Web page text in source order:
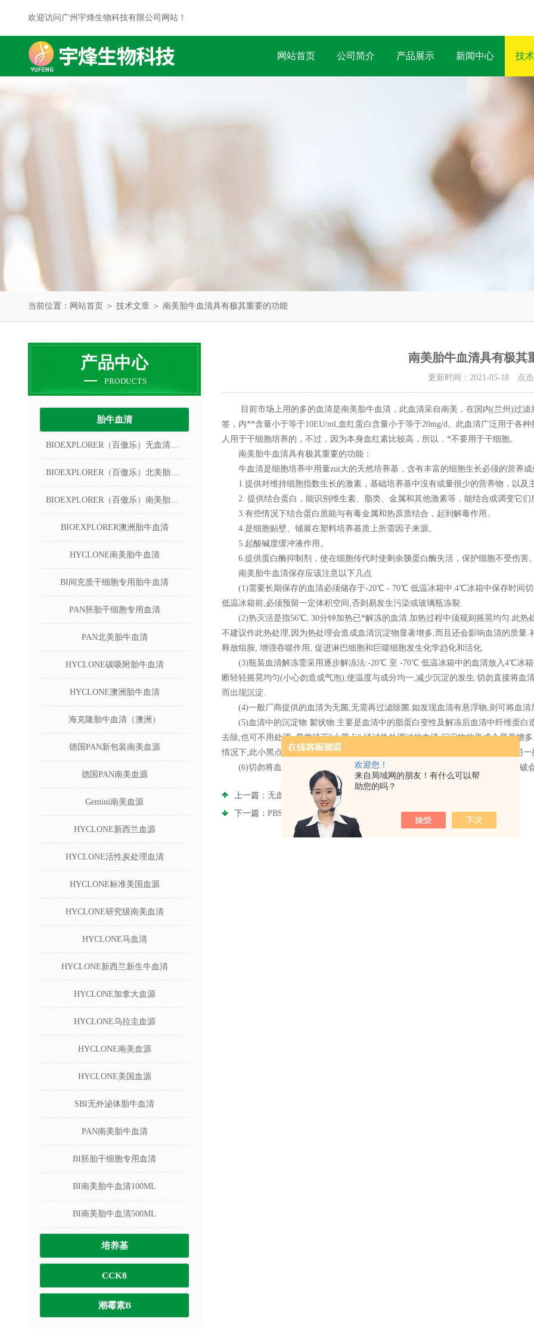
欢迎您！
来自局域网的朋友！有什么可以帮
助您的吗？
欢迎访问广州宇烽生物科技有限公司网站！
网站首页 公司简介 产品展示 新闻中心 技
当前位置： 网站首页 ＞ 技术文章 ＞ 南美胎牛血清具有极其重要的功能
产品中心
PRODUCTS
胎牛血清
BIOEXPLORER（百傲乐）无血清冻存液
BIOEXPLORER（百傲乐）北美胎牛血清
BIOEXPLORER（百傲乐）南美胎牛血清
BIOEXPLORER澳洲胎牛血清
HYCLONE南美胎牛血清
BI间充质干细胞专用胎牛血清
PAN胚胎干细胞专用血清
PAN北美胎牛血清
HYCLONE碳吸附胎牛血清
HYCLONE澳洲胎牛血清
海克隆胎牛血清（澳洲）
德国PAN新包装南美血源
德国PAN南美血源
Gemini南美血源
HYCLONE新西兰血源
HYCLONE活性炭处理血清
HYCLONE标准美国血源
HYCLONE研究级南美血清
HYCLONE马血清
HYCLONE新西兰新生牛血清
HYCLONE加拿大血源
HYCLONE乌拉圭血源
HYCLONE南美血源
HYCLONE美国血源
SBI无外泌体胎牛血清
PAN南美胎牛血清
BI胚胎干细胞专用血清
BI南美胎牛血清100ML
BI南美胎牛血清500ML
培养基
CCK8
潮霉素B
南美胎牛血清具有极其
更新时间：2021-05-18 点击
目前市场上用的多的血清是南美胎牛血清，此血清采自南美，在国内(兰州)过滤
签，内**含量小于等于10EU/ml,血红蛋白含量小于等于20mg/d。此血清广泛用于各
人用于干细胞培养的，不过，因为本身血红素比较高，所以，*不要用于干细胞。
南美胎牛血清具有极其重要的功能：
牛血清是细胞培养中用量zui大的天然培养基，含有丰富的细胞生长必须的营养成
1.提供对维持细胞指数生长的激素，基础培养基中没有或量很少的营养物，以及
2. 提供结合蛋白，能识别维生素、脂类、金属和其他激素等，能结合或调变它们
3.有些情况下结合蛋白质能与有毒金属和热原质结合，起到解毒作用。
4.是细胞贴壁、铺展在塑料培养基质上所需因子来源。
5.起酸碱度缓冲液作用。
6.提供蛋白酶抑制剂，使在细胞传代时使剩余胰蛋白酶失活，保护细胞不受伤害。
南美胎牛血清保存应该注意以下几点
(1)需要长期保存的血清必须储存于-20℃ - 70℃ 低温冰箱中.4℃冰箱中保存时间切
低温冰箱前,必须预留一定体积空间,否则易发生污染或玻璃瓶冻裂.
(2)热灭活是指56℃, 30分钟加热已*解冻的血清.加热过程中须规则摇晃均匀.此热
不建议作此热处理,因为热处理会造成血清沉淀物显著增多,而且还会影响血清的质量
释放组胺, 增强吞噬作用, 促进淋巴细胞和巨噬细胞发生化学趋化和活化.
(3)瓶装血清解冻需采用逐步解冻法:-20℃ 至 -70℃ 低温冰箱中的血清放入4℃冰箱
断轻轻摇晃均匀(小心勿造成气泡),使温度与成分均一,减少沉淀的发生.切勿直接将
而出现沉淀.
(4)一般厂商提供的血清为无菌,无需再过滤除菌.如发现血清有悬浮物,则可将血清
(5)血清中的沉淀物 絮状物:主要是血清中的脂蛋白变性及解冻后血清中纤维蛋白
去除,也可不用处理. 显微镜下"小黑点":经过热处理过的血清,沉淀物的形成会显著增
情况下,此小黑点不会影响细胞生长,但如果怀疑血清质量,则应立即停止使用,更换另一
(6)切勿将血清在37℃放置太久,否则血清会变得浑浊,同时血清中的有效成分会破
上一篇： 无血清冻存液常见问题汇总
下一篇： PBS缓冲液的特点和作用介绍